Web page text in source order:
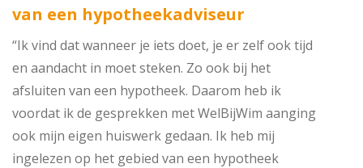
van een hypotheekadviseur
“Ik vind dat wanneer je iets doet, je er zelf ook tijd
en aandacht in moet steken. Zo ook bij het
afsluiten van een hypotheek. Daarom heb ik
voordat ik de gesprekken met WelBijWim aanging
ook mijn eigen huiswerk gedaan. Ik heb mij
ingelezen op het gebied van een hypotheek